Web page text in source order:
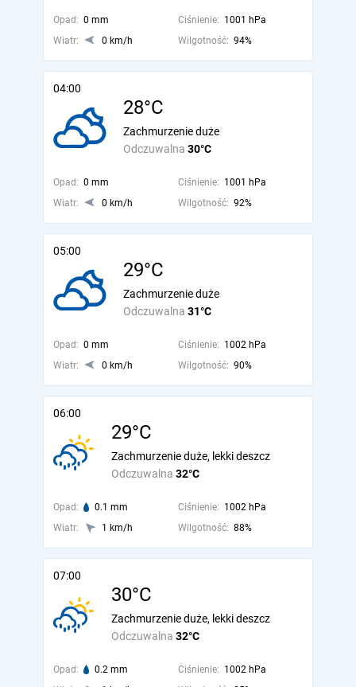
Opad: 0 mm Ciśnienie: 1001 hPa
Wiatr:
0 km/h Wilgotność: 94%
04:00
28°C
Odczuwalna 30°C
Zachmurzenie duże
Opad: 0 mm Ciśnienie: 1001 hPa
Wiatr:
0 km/h Wilgotność: 92%
05:00
29°C
Odczuwalna 31°C
Zachmurzenie duże
Opad: 0 mm Ciśnienie: 1002 hPa
Wiatr:
0 km/h Wilgotność: 90%
06:00
29°C
Odczuwalna 32°C
Zachmurzenie duże, lekki deszcz
Opad: 0.1 mm Ciśnienie: 1002 hPa
Wiatr:
1 km/h Wilgotność: 88%
07:00
30°C
Odczuwalna 32°C
Zachmurzenie duże, lekki deszcz
Opad: 0.2 mm Ciśnienie: 1002 hPa